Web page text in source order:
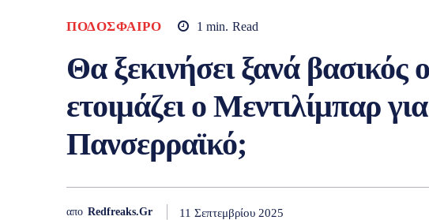
ΠΟΔΌΣΦΑΙΡΟ 1 min. Read
Θα ξεκινήσει ξανά βασικός
ετοιμάζει ο Μεντιλίμπαρ
Πανσερραϊκό;
απο Redfreaks.gr 11 Σεπτεμβρίου 2025